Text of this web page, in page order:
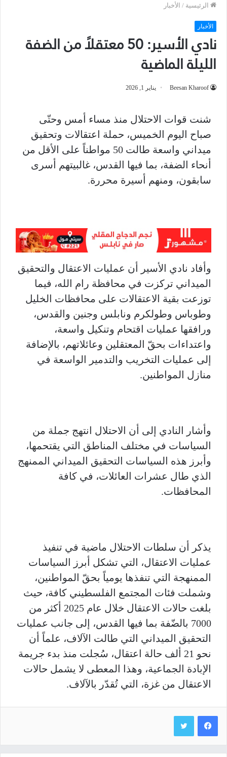
الرئيسية / الأخبار
الأخبار
نادي الأسير: 50 معتقلاً من الضفة
الليلة الماضية
Beesan Kharoof يناير 1, 2026
شنت قوات الاحتلال منذ مساء أمس وحتّى
صباح اليوم الخميس، حملة اعتقالات وتحقيق
ميداني واسعة طالت 50 مواطناً على الأقل من
أنحاء الضفة، بما فيها القدس، غالبيتهم أسرى
سابقون، ومنهم أسيرة محررة.
وأفاد نادي الأسير أن عمليات الاعتقال والتحقيق
الميداني تركزت في محافظة رام الله، فيما
توزعت بقية الاعتقالات على محافظات الخليل
وطوباس وطولكرم ونابلس وجنين والقدس،
ورافقها عمليات اقتحام وتنكيل واسعة،
واعتداءات بحقّ المعتقلين وعائلاتهم، بالإضافة
إلى عمليات التخريب والتدمير الواسعة في
منازل المواطنين.
وأشار النادي إلى أن الاحتلال انتهج جملة من
السياسات في مختلف المناطق التي يقتحمها،
وأبرز هذه السياسات التحقيق الميداني الممنهج
الذي طال عشرات العائلات، في كافة
المحافظات.
يذكر أن سلطات الاحتلال ماضية في تنفيذ
عمليات الاعتقال، التي تشكل أبرز السياسات
الممنهجة التي تنفذها يومياً بحقّ المواطنين،
وشملت فئات المجتمع الفلسطيني كافة، حيث
بلغت حالات الاعتقال خلال عام 2025 أكثر من
7000 بالضّفة بما فيها القدس، إلى جانب عمليات
التحقيق الميداني التي طالت الآلاف، علماً أن
نحو 21 ألف حالة اعتقال، سُجلت منذ بدء جريمة
الإبادة الجماعية، وهذا المعطى لا يشمل حالات
الاعتقال من غزة، التي تُقدّر بالآلاف.